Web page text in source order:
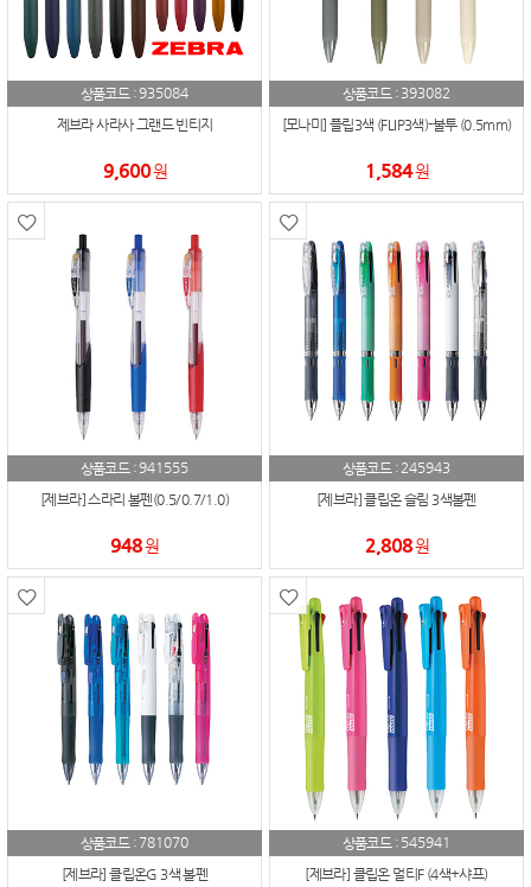
상품코드 :935084
제브라 사라사 그랜드 빈티지
9,600원
상품코드 : 393082
[모나미] 플립3색 (FLIP3색)-불투 (0.5mm)
1,584원
상품코드 :941555
[제브라] 스라리 볼펜(0.5/0.7/1.0)
948원
상품코드 :245943
[제브라] 클립온 슬림 3색볼펜
2,808원
상품코드 : 781070
[제브라] 클립온G 3색 볼펜
상품코드 : 545941
[제브라] 클립온 멀티F (4색+샤프)